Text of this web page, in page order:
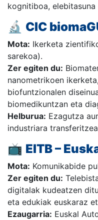
kognitiboa,
🔬 CIC
Mota: Ikerketa
sarekoa).
Zer egiten du:
nanometrikoen
biofuntzionalen
biomedikuntzan eta
Helburua: Ezagutza
industriara
📺 EITB –
Mota: Komunikabide
Zer egiten du:
digitalak kudeatzen
eta edukiak euskaraz
Ezaugarria: Euskal